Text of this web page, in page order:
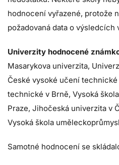
hodnocení vyřazené, protože
požadovaná data o výsledcích
Univerzity hodnocené
Masarykova univerzita,
České vysoké učení
technické v Brně, Vysoká
Praze, Jihočeská univerzita v
Vysoká škola
Samotné hodnocení se